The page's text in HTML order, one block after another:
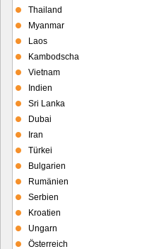
Thailand
Myanmar
Laos
Kambodscha
Vietnam
Indien
Sri Lanka
Dubai
Iran
Türkei
Bulgarien
Rumänien
Serbien
Kroatien
Ungarn
Österreich